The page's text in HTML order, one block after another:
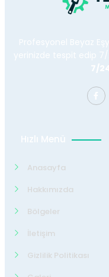
Profesyonel Beyaz
yerinizde tespit edip 7/
7/
Hızlı Menü
Anasayfa
Hakkımızda
Bölgeler
İletişim
Gizlilik Politikası